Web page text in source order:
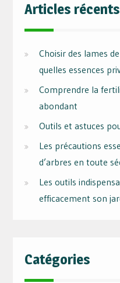
Articles récents
Choisir des lames
quelles essences
Comprendre la
abondant
Outils et astuces
Les précautions
d’arbres en toute
Les outils
efficacement son
Catégories